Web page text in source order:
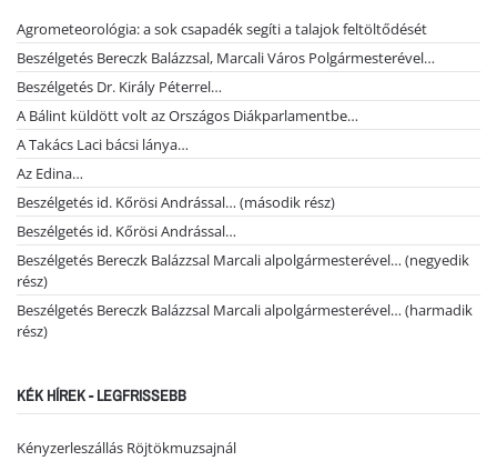
Agrometeorológia: a sok csapadék segíti a talajok feltöltődését
Beszélgetés Bereczk Balázzsal, Marcali Város Polgármesterével…
Beszélgetés Dr. Király Péterrel…
A Bálint küldött volt az Országos Diákparlamentbe…
A Takács Laci bácsi lánya…
Az Edina…
Beszélgetés id. Kőrösi Andrással… (második rész)
Beszélgetés id. Kőrösi Andrással…
Beszélgetés Bereczk Balázzsal Marcali alpolgármesterével… (negyedik
rész)
Beszélgetés Bereczk Balázzsal Marcali alpolgármesterével… (harmadik
rész)
KÉK HÍREK - LEGFRISSEBB
Kényzerleszállás Röjtökmuzsajnál